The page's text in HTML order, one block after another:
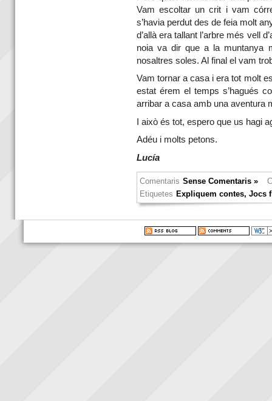
Vam escoltar un crit i vam
s’havia perdut des de feia molt
d’allà era tallant l’arbre més vell
noia va dir que a la muntanya
nosaltres soles. Al final el vam
Vam tornar a casa i era tot molt
estat érem el temps s’hagués
arribar a casa amb una aventura
I això és tot, espero que us hagi
Adéu i molts petons.
Lucía
Comentaris Sense Comentaris »
Etiquetes Expliquem contes,Jocs